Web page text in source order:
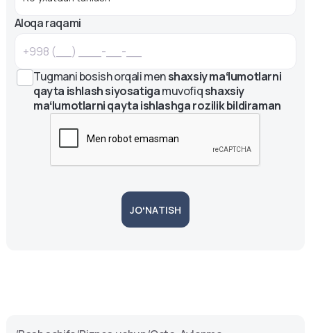
Aloqa raqami
Tugmani bosish orqali menshaxsiy maʻlumotlarni
qayta ishlash siyosatigamuvofiqshaxsiy
maʻlumotlarni qayta ishlashga rozilik bildiraman
JOʻNATISH